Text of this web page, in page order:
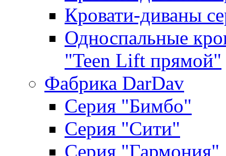
Кровати-диваны
Односпальные
"Teen Lift прямой"
Фабрика DarDav
Серия "Бимбо"
Серия "Сити"
Серия "Гармония"